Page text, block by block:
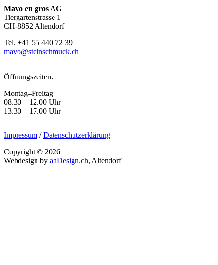
Mavo en gros AG
Tiergartenstrasse 1
CH-8852 Altendorf
Tel. +41 55 440 72 39
mavo@steinschmuck.ch
Öffnungszeiten:
Montag–Freitag
08.30 – 12.00 Uhr
13.30 – 17.00 Uhr
Impressum /Datenschutzerklärung
Copyright © 2026
Webdesign by ahDesign.ch, Altendorf